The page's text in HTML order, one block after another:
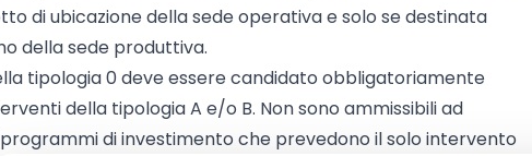
di ubicazione della sede operativa e solo se destinata
della sede produttiva.
tipologia 0 deve essere candidato obbligatoriamente
della tipologia A e/o B. Non sono ammissibili ad
di investimento che prevedono il solo intervento